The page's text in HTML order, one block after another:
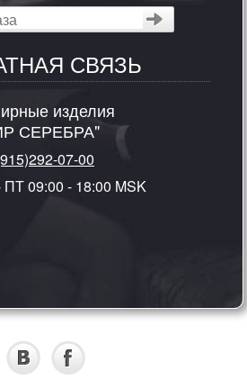
СВЯЗЬ
изделия
СЕРЕБРА"
07-00
09:00 - 18:00 MSK